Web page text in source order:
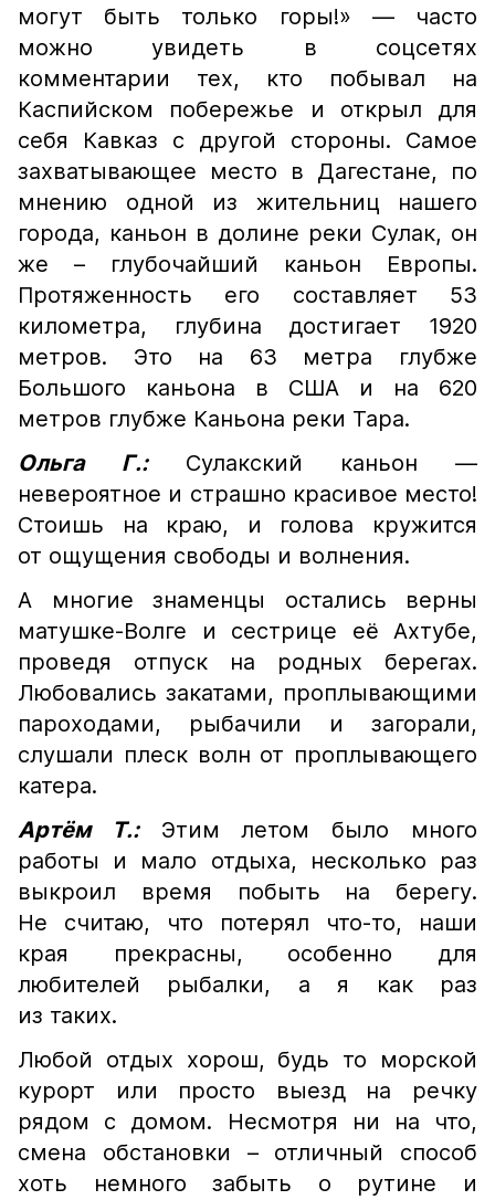
могут быть только горы!» — часто
можно увидеть в соцсетях
комментарии тех, кто побывал на
Каспийском побережье и открыл для
себя Кавказ с другой стороны. Самое
захватывающее место в Дагестане, по
мнению одной из жительниц нашего
города, каньон в долине реки Сулак, он
же – глубочайший каньон Европы.
Протяженность его составляет 53
километра, глубина достигает 1920
метров. Это на 63 метра глубже
Большого каньона в США и на 620
метров глубже Каньона реки Тара.
Ольга Г.:Сулакский каньон —
невероятное и страшно красивое место!
Стоишь на краю, и голова кружится
от ощущения свободы и волнения.
А многие знаменцы остались верны
матушке-Волге и сестрице еë Ахтубе,
проведя отпуск на родных берегах.
Любовались закатами, проплывающими
пароходами, рыбачили и загорали,
слушали плеск волн от проплывающего
катера.
Артëм Т.:Этим летом было много
работы и мало отдыха, несколько раз
выкроил время побыть на берегу.
Не считаю, что потерял что-то, наши
края прекрасны, особенно для
любителей рыбалки, а я как раз
из таких.
Любой отдых хорош, будь то морской
курорт или просто выезд на речку
рядом с домом. Несмотря ни на что,
смена обстановки – отличный способ
хоть немного забыть о рутине и